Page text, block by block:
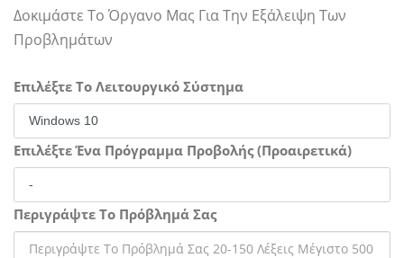
Δοκιμάστε Το Όργανο Μας Για Την Εξάλειψη Των
Προβλημάτων
Επιλέξτε Το Λειτουργικό Σύστημα
Επιλέξτε Ένα Πρόγραμμα Προβολής (Προαιρετικά)
Περιγράψτε Το Πρόβλημά Σας